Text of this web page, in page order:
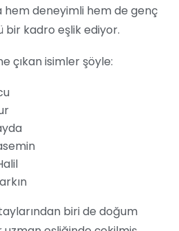
hem deneyimli hem de genç
bir kadro eşlik ediyor.
çıkan isimler şöyle:
biri de doğum